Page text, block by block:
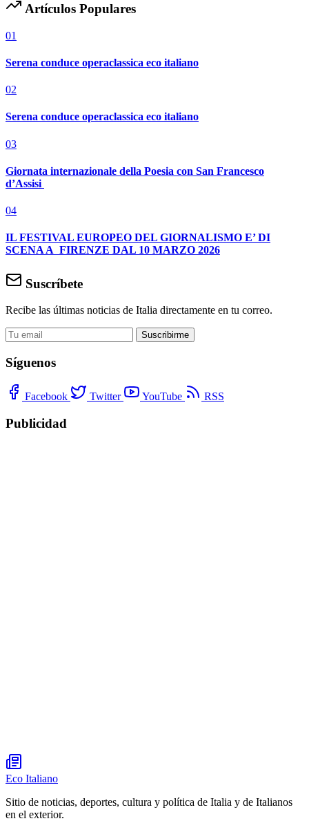
Artículos Populares
01
Serena conduce operaclassica eco italiano
02
Serena conduce operaclassica eco italiano
03
Giornata internazionale della Poesia con San Francesco
d’Assisi
04
IL FESTIVAL EUROPEO DEL GIORNALISMO E’ DI
SCENA A FIRENZE DAL 10 MARZO 2026
Suscríbete
Recibe las últimas noticias de Italia directamente en tu correo.
Suscribirme
Síguenos
Facebook Twitter YouTube RSS
Publicidad
Eco Italiano
Sitio de noticias, deportes, cultura y política de Italia y de Italianos
en el exterior.